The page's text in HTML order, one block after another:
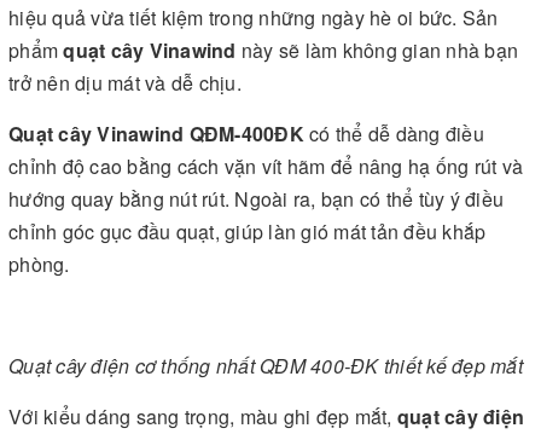
hiệu quả vừa tiết kiệm trong những ngày hè oi bức. Sản
phẩmquạt cây Vinawind này sẽ làm không gian nhà bạn
trở nên dịu mát và dễ chịu.
Quạt cây Vinawind QĐM-400ĐKcó thể dễ dàng điều
chỉnh độ cao bằng cách vặn vít hãm để nâng hạ ống rút và
hướng quay bằng nút rút. Ngoài ra, bạn có thể tùy ý điều
chỉnh góc gục đầu quạt, giúp làn gió mát tản đều khắp
phòng.
Quạt cây điện cơ thống nhất QĐM 400-ĐK thiết kế đẹp mắt
Với kiểu dáng sang trọng, màu ghi đẹp mắt, quạt cây điện